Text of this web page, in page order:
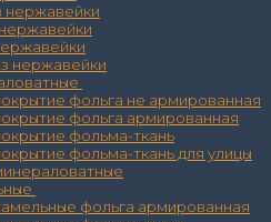
нержавейки
нержавейки
фольга не армированная
фольга армированная
фольма-ткань
фольма-ткань для улицы
фольга армированная